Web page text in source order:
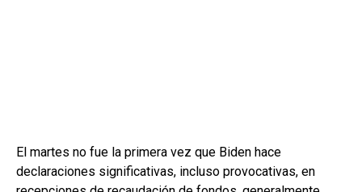
El martes no fue la primera vez que Biden hace
declaraciones significativas, incluso provocativas, en